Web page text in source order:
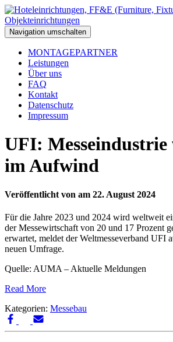
Navigation umschalten
MONTAGEPARTNER
Leistungen
Über uns
FAQ
Kontakt
Datenschutz
Impressum
UFI:
im Aufwind
Veröffentlicht von am 22. August 2024
Für die Jahre 2023 und 2024 wird weltweit
der Messewirtschaft von 20 und 17 Prozent
erwartet, meldet der Weltmesseverband UFI
neuen Umfrage.
Quelle: AUMA – Aktuelle Meldungen
Read More
Kategorien: Messebau